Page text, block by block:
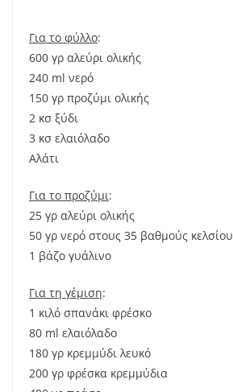
Για το φύλλο:
600 γρ αλεύρι ολικής
240 ml νερό
150 γρ προζύμι ολικής
2 κσ ξύδι
3 κσ ελαιόλαδο
Αλάτι
Για το προζύμι:
25 γρ αλεύρι ολικής
50 γρ νερό στους 35 βαθμούς κελσίου
1 βάζο γυάλινο
Για τη γέμιση:
1 κιλό σπανάκι φρέσκο
80 ml ελαιόλαδο
180 γρ κρεμμύδι λευκό
200 γρ φρέσκα κρεμμύδια